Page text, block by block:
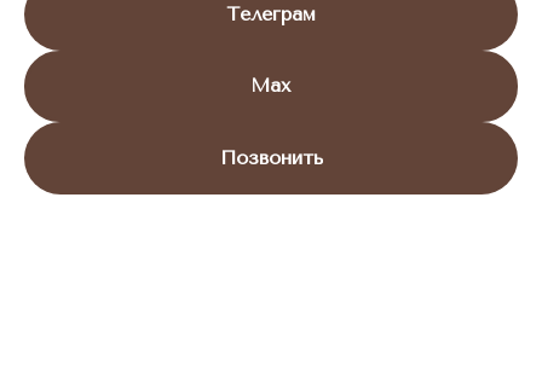
Телеграм
Max
Позвонить